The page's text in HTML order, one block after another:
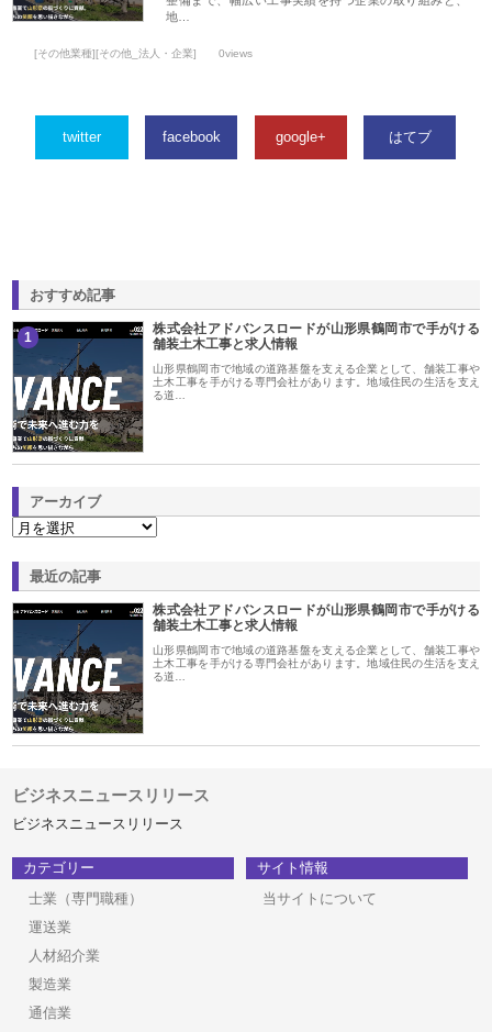
地…
[その他業種][その他_法人・企業] 0views
twitter facebook google+ はてブ
おすすめ記事
1
株式会社アドバンスロードが山形県鶴岡市で手がける
舗装土木工事と求人情報
山形県鶴岡市で地域の道路基盤を支える企業として、舗装工事や
土木工事を手がける専門会社があります。地域住民の生活を支え
る道…
アーカイブ
最近の記事
株式会社アドバンスロードが山形県鶴岡市で手がける
舗装土木工事と求人情報
山形県鶴岡市で地域の道路基盤を支える企業として、舗装工事や
土木工事を手がける専門会社があります。地域住民の生活を支え
る道…
ビジネスニュースリリース
ビジネスニュースリリース
カテゴリー
士業（専門職種）
運送業
人材紹介業
製造業
通信業
サイト情報
当サイトについて